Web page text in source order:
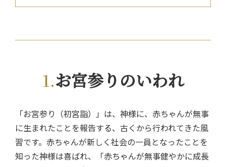
お宮参りのいわれ
「お宮参り（初宮詣）」は、神様に、赤ちゃんが無事
に生まれたことを報告する、古くから行われてきた風
習です。赤ちゃんが新しく社会の一員となったことを
知った神様は喜ばれ、「赤ちゃんが無事健やかに成長